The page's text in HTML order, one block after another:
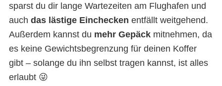
sparst du dir lange Wartezeiten am Flughafen und
auch das lästige Einchecken entfällt weitgehend.
Außerdem kannst du mehr Gepäck mitnehmen, da
es keine Gewichtsbegrenzung für deinen Koffer
gibt – solange du ihn selbst tragen kannst, ist alles
erlaubt 😜